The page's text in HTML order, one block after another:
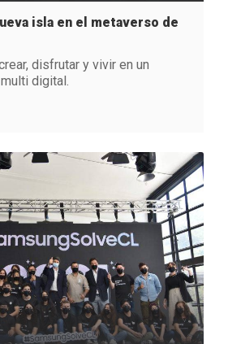
isla en el metaverso de
disfrutar y vivir en un
digital.